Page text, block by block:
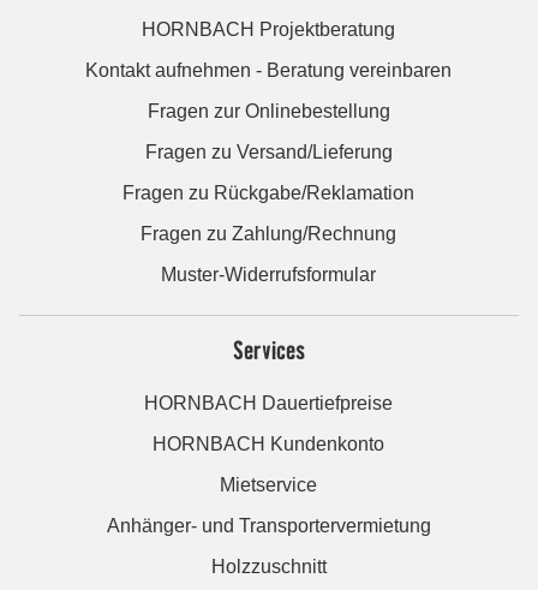
HORNBACH Projektberatung
Kontakt aufnehmen - Beratung vereinbaren
Fragen zur Onlinebestellung
Fragen zu Versand/Lieferung
Fragen zu Rückgabe/Reklamation
Fragen zu Zahlung/Rechnung
Muster-Widerrufsformular
Services
HORNBACH Dauertiefpreise
HORNBACH Kundenkonto
Mietservice
Anhänger- und Transportervermietung
Holzzuschnitt